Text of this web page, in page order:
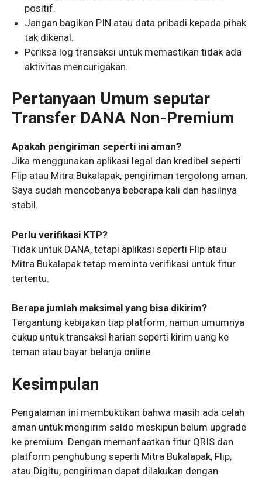
positif.
Jangan bagikan PIN atau data pribadi kepada pihak
tak dikenal.
Periksa log transaksi untuk memastikan tidak ada
aktivitas mencurigakan.
Pertanyaan Umum seputar
Transfer DANA Non-Premium
Apakah pengiriman seperti ini aman?
Jika menggunakan aplikasi legal dan kredibel seperti
Flip atau Mitra Bukalapak, pengiriman tergolong aman.
Saya sudah mencobanya beberapa kali dan hasilnya
stabil.
Perlu verifikasi KTP?
Tidak untuk DANA, tetapi aplikasi seperti Flip atau
Mitra Bukalapak tetap meminta verifikasi untuk fitur
tertentu.
Berapa jumlah maksimal yang bisa dikirim?
Tergantung kebijakan tiap platform, namun umumnya
cukup untuk transaksi harian seperti kirim uang ke
teman atau bayar belanja online.
Kesimpulan
Pengalaman ini membuktikan bahwa masih ada celah
aman untuk mengirim saldo meskipun belum upgrade
ke premium. Dengan memanfaatkan fitur QRIS dan
platform penghubung seperti Mitra Bukalapak, Flip,
atau Digitu, pengiriman dapat dilakukan dengan